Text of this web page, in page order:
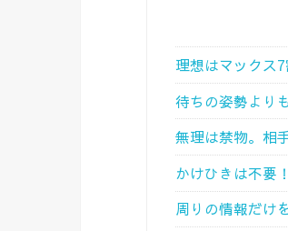
理想はマックス
待ちの姿勢より
無理は禁物。相
かけひきは不要
周りの情報だけ